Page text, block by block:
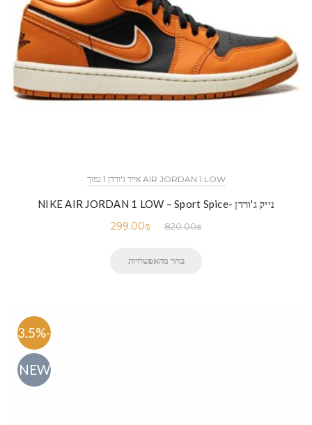
AIR JORDAN 1 LOW אייר ג'ורדן 1 נמוך
נייק ג'ורדן -NIKE AIR JORDAN 1 LOW – Sport Spice
820.00₪
299.00₪
בחר מהאפשרויות
-63.5%
NEW